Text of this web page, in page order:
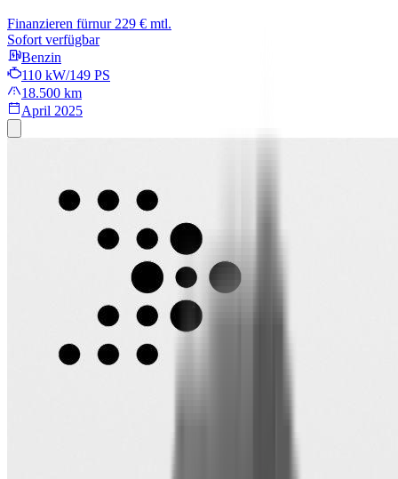
Finanzieren fürnur 229 € mtl.
Sofort verfügbar
Benzin
110 kW/149 PS
18.500 km
April 2025